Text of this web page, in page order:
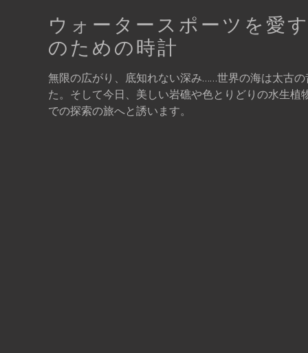
ウォータースポーツを愛
のための時計
無限の広がり、底知れない深み……世界の海は太古
た。そして今日、美しい岩礁や色とりどりの水生植
での探索の旅へと誘います。